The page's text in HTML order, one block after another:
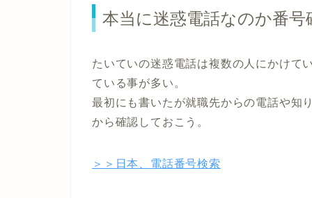
本当に迷惑電話なのか番号
たいていの迷惑電話は複数の人にかけて
ている事が多い。
最初にも書いたが就職先からの電話や知
から確認しておこう。
＞＞日本、電話番号検索